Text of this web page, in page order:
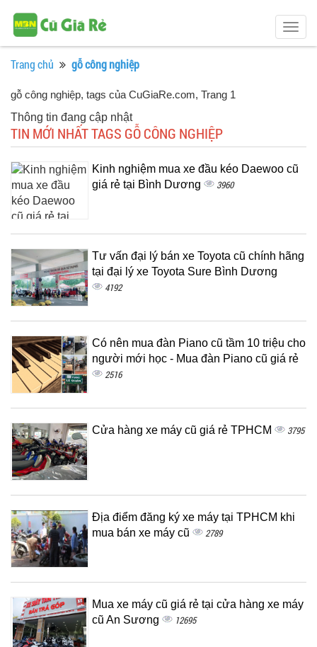
Trang chủ gỗ công nghiệp
gỗ công nghiệp, tags của CuGiaRe.com, Trang 1
Thông tin đang cập nhật
TIN MỚI NHẤT TAGS GỖ CÔNG NGHIỆP
Kinh nghiệm mua xe đầu kéo Daewoo cũ
giá rẻ tại Bình Dương
3960
Tư vấn đại lý bán xe Toyota cũ chính hãng
tại đại lý xe Toyota Sure Bình Dương
4192
Có nên mua đàn Piano cũ tầm 10 triệu cho
người mới học - Mua đàn Piano cũ giá rẻ
2516
Cửa hàng xe máy cũ giá rẻ TPHCM 3795
Địa điểm đăng ký xe máy tại TPHCM khi
mua bán xe máy cũ
2789
Mua xe máy cũ giá rẻ tại cửa hàng xe máy
cũ An Sương
12695